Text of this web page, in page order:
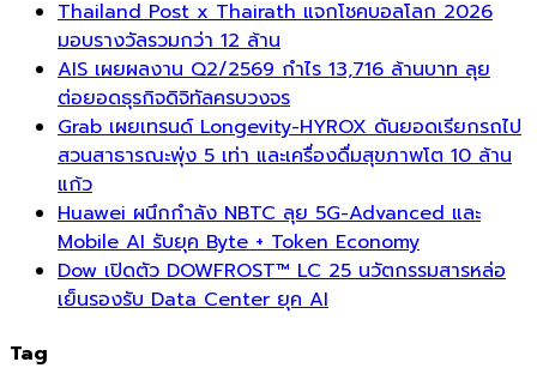
Thailand Post x Thairath แจกโชคบอลโลก 2026
มอบรางวัลรวมกว่า 12 ล้าน
AIS เผยผลงาน Q2/2569 กำไร 13,716 ล้านบาท ลุย
ต่อยอดธุรกิจดิจิทัลครบวงจร
Grab เผยเทรนด์ Longevity-HYROX ดันยอดเรียกรถไป
สวนสาธารณะพุ่ง 5 เท่า และเครื่องดื่มสุขภาพโต 10 ล้าน
แก้ว
Huawei ผนึกกำลัง NBTC ลุย 5G-Advanced และ
Mobile AI รับยุค Byte + Token Economy
Dow เปิดตัว DOWFROST™ LC 25 นวัตกรรมสารหล่อ
เย็นรองรับ Data Center ยุค AI
Tag